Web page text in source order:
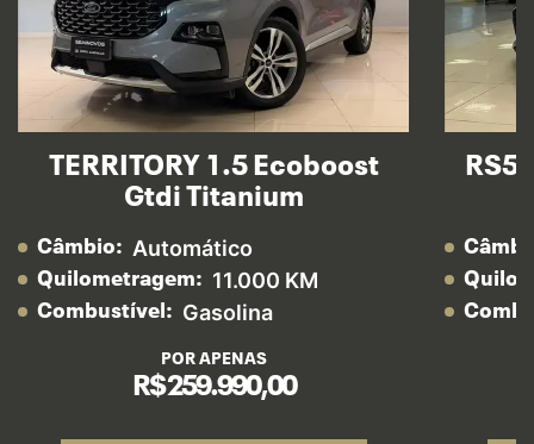
TERRITORY 1.5 Ecoboost
Gtdi Titanium
Câmbio: Automático
Quilometragem: 11.000 KM
Combustível: Gasolina
POR APENAS
R$ 259.990,00
RS5